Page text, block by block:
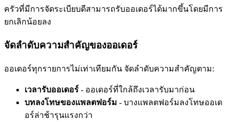
ครัวที่มีการจัดระเบียบดีสามารถรับออเดอร์ได้มากขึ้นโดยมีการ
ยกเลิกน้อยลง
จัดลำดับความสำคัญของออเดอร์
ออเดอร์ทุกรายการไม่เท่าเทียมกัน จัดลำดับความสำคัญตาม:
เวลารับออเดอร์ - ออเดอร์ที่ใกล้ถึงเวลารับมาก่อน
บทลงโทษของแพลตฟอร์ม - บางแพลตฟอร์มลงโทษออเด
อร์ล่าช้ารุนแรงกว่า